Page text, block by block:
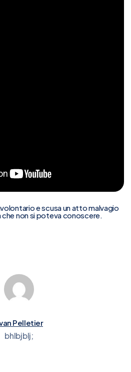
e scusa un atto malvagio
non si poteva conoscere.
Pelletier
bhlbjblj;